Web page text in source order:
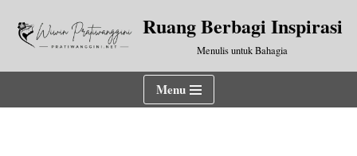
Lompat
Ruang Berbagi Inspirasi
Menulis untuk Bahagia
Menu